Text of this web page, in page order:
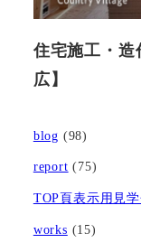
住宅施工・造
広】
blog (98)
report (75)
TOP頁表示用見
works (15)